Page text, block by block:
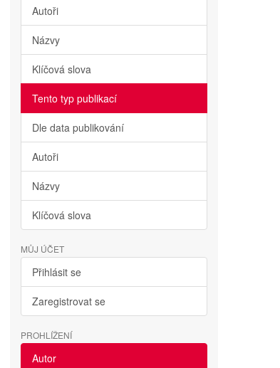
Autoři
Názvy
Klíčová slova
Tento typ publikací
Dle data publikování
Autoři
Názvy
Klíčová slova
MŮJ ÚČET
Přihlásit se
Zaregistrovat se
PROHLÍŽENÍ
Autor